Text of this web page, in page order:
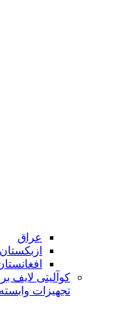
عراق
ازبکستان
کوآلیتی لایف
تجهیزات